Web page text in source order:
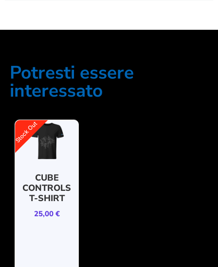
Potresti essere
interessato
Stock Out
CUBE
CONTROLS
T-SHIRT
25,00 €